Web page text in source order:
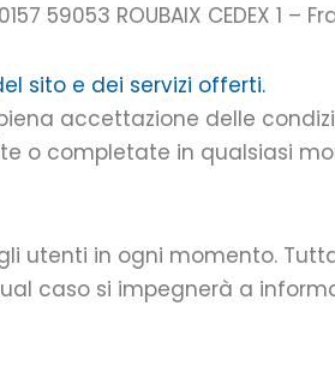
59053 ROUBAIX CEDEX 1 –
sito e dei servizi offerti.
accettazione delle
o completate in qualsiasi
in ogni momento.
caso si impegnerà a